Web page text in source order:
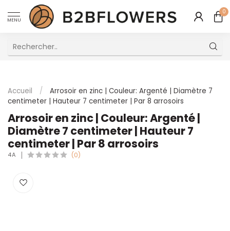
MENU
0
Accueil /
Arrosoir en zinc | Couleur: Argenté | Diamètre 7
centimeter | Hauteur 7 centimeter | Par 8 arrosoirs
Arrosoir en zinc | Couleur: Argenté |
Diamètre 7 centimeter | Hauteur 7
centimeter | Par 8 arrosoirs
4A (0)